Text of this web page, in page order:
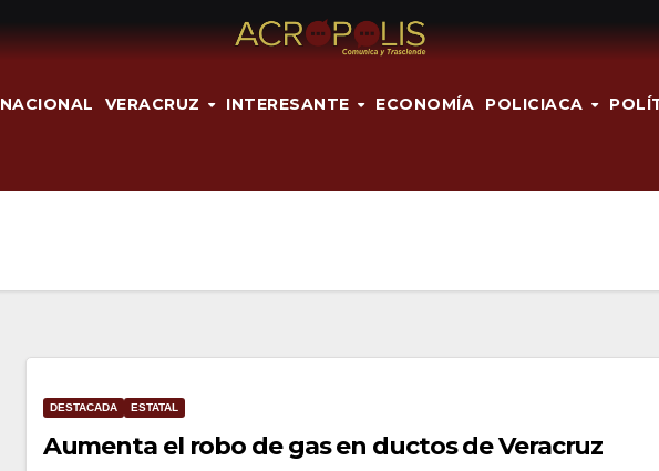
NACIONAL VERACRUZ INTERESANTE ECONOMÍA POLICIACA
DESTACADA ESTATAL
Aumenta el robo de gas en ductos de Veracruz